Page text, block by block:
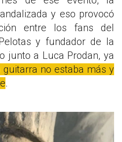
y eso provocó
entre los fans del
y fundador de la
junto a Luca Prodan, ya
no estaba más y
.